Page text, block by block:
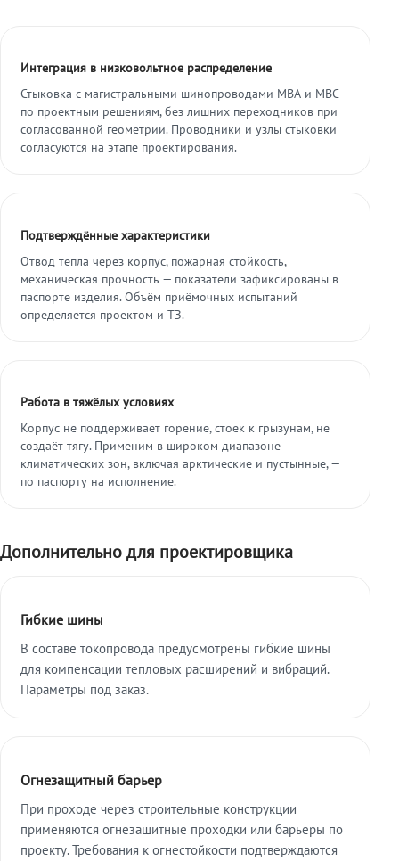
Интеграция в низковольтное распределение
Стыковка с магистральными шинопроводами МВА и МВС
по проектным решениям, без лишних переходников при
согласованной геометрии. Проводники и узлы стыковки
согласуются на этапе проектирования.
Подтверждённые характеристики
Отвод тепла через корпус, пожарная стойкость,
механическая прочность — показатели зафиксированы в
паспорте изделия. Объём приёмочных испытаний
определяется проектом и ТЗ.
Работа в тяжёлых условиях
Корпус не поддерживает горение, стоек к грызунам, не
создаёт тягу. Применим в широком диапазоне
климатических зон, включая арктические и пустынные, —
по паспорту на исполнение.
Дополнительно для проектировщика
Гибкие шины
В составе токопровода предусмотрены гибкие шины
для компенсации тепловых расширений и вибраций.
Параметры под заказ.
Огнезащитный барьер
При проходе через строительные конструкции
применяются огнезащитные проходки или барьеры по
проекту. Требования к огнестойкости подтверждаются